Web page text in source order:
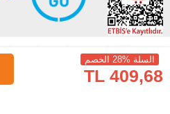
السلة %28 الخصم
409,68 TL جميع حقوق Modaselvim محفوظة ©2026